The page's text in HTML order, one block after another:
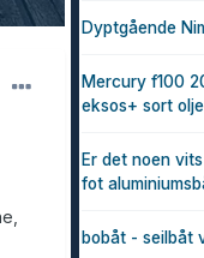
Dyptgående
Mercury f100
eksos+ sort
Er det noen
fot
bobåt - seilbåt